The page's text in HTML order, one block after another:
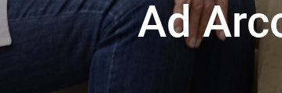
Ad